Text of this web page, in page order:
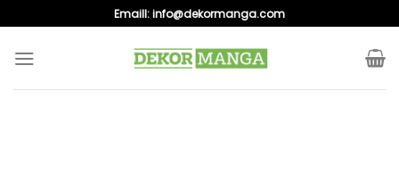
to
content
Emaill:info@dekormanga.com